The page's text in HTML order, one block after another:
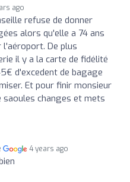
ago
refuse de donner
alors qu'elle a 74 ans
De plus
il y a la carte de fidélité
d'excedent de bagage
Et pour finir monsieur
changes et mets
4 years ago